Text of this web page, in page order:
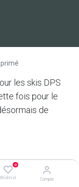
0
Wishlist Compte
primé
les skis DPS
fois pour le
de